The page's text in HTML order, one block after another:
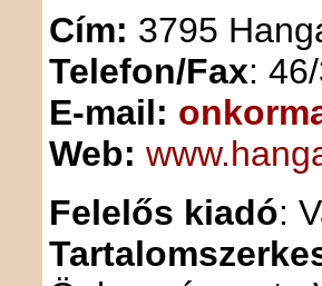
Cím: 3795
Telefon/Fax:
E-mail:
Web:
Felelős kiadó: